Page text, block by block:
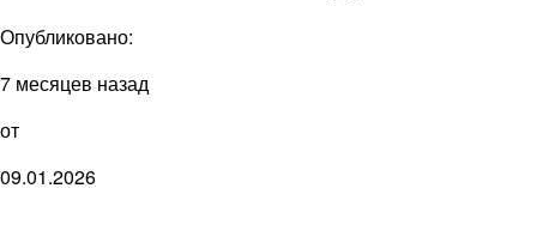
Опубликовано:
7 месяцев назад
от
09.01.2026